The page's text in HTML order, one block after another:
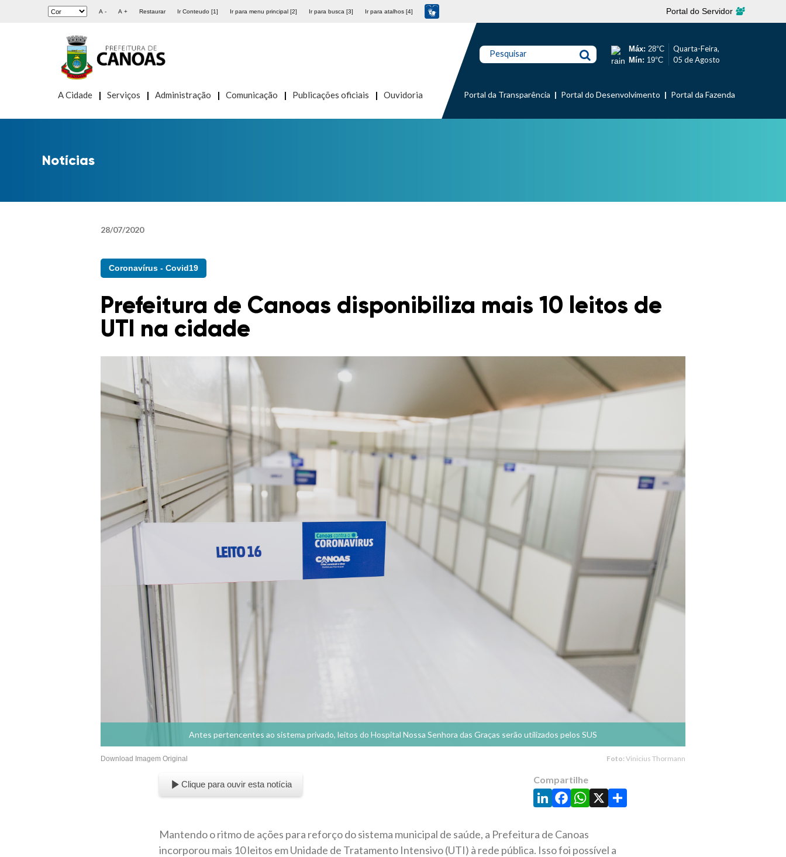
A - A + Restaurar Ir Conteudo [1] Ir para menu principal [2] Ir para busca [3] Ir para atalhos [4] Portal do Servidor
A Cidade Serviços Administração Comunicação Publicações oficiais Ouvidoria
Pesquisar Máx: 28°C
Mín: 19°C
Quarta-Feira,
05 de Agosto
Portal da Transparência Portal do Desenvolvimento Portal da Fazenda
Notícias
28/07/2020
Coronavírus - Covid19
Prefeitura de Canoas disponibiliza mais 10 leitos de
UTI na cidade
Antes pertencentes ao sistema privado, leitos do Hospital Nossa Senhora das Graças serão utilizados pelos SUS
Download Imagem Original Foto: Vinicius Thormann
Clique para ouvir esta notícia Compartilhe
LinkedIn
Facebook
WhatsApp
X Share
Mantendo o ritmo de ações para reforço do sistema municipal de saúde, a Prefeitura de Canoas
incorporou mais 10 leitos em Unidade de Tratamento Intensivo (UTI) à rede pública. Isso foi possível a